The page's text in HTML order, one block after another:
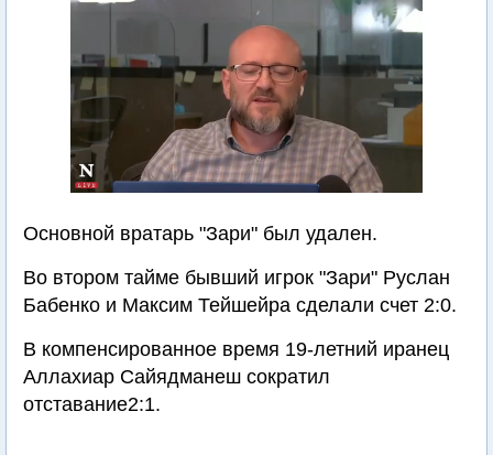
Основной вратарь "Зари" был удален.
Во втором тайме бывший игрок "Зари" Руслан
Бабенко и Максим Тейшейра сделали счет 2:0.
В компенсированное время 19-летний иранец
Аллахиар Сайядманеш сократил
отставание2:1.